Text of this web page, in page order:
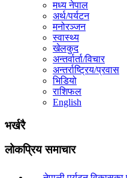
मध्य नेपाल
अर्थ/पर्यटन
मनोरञ्जन
स्वास्थ्य
खेलकुद
अन्तर्वार्ता/विचार
अन्तर्राष्ट्रिय/प्रवास
भिडियो
राशिफल
English
भर्खरै
लोकप्रिय समाचार